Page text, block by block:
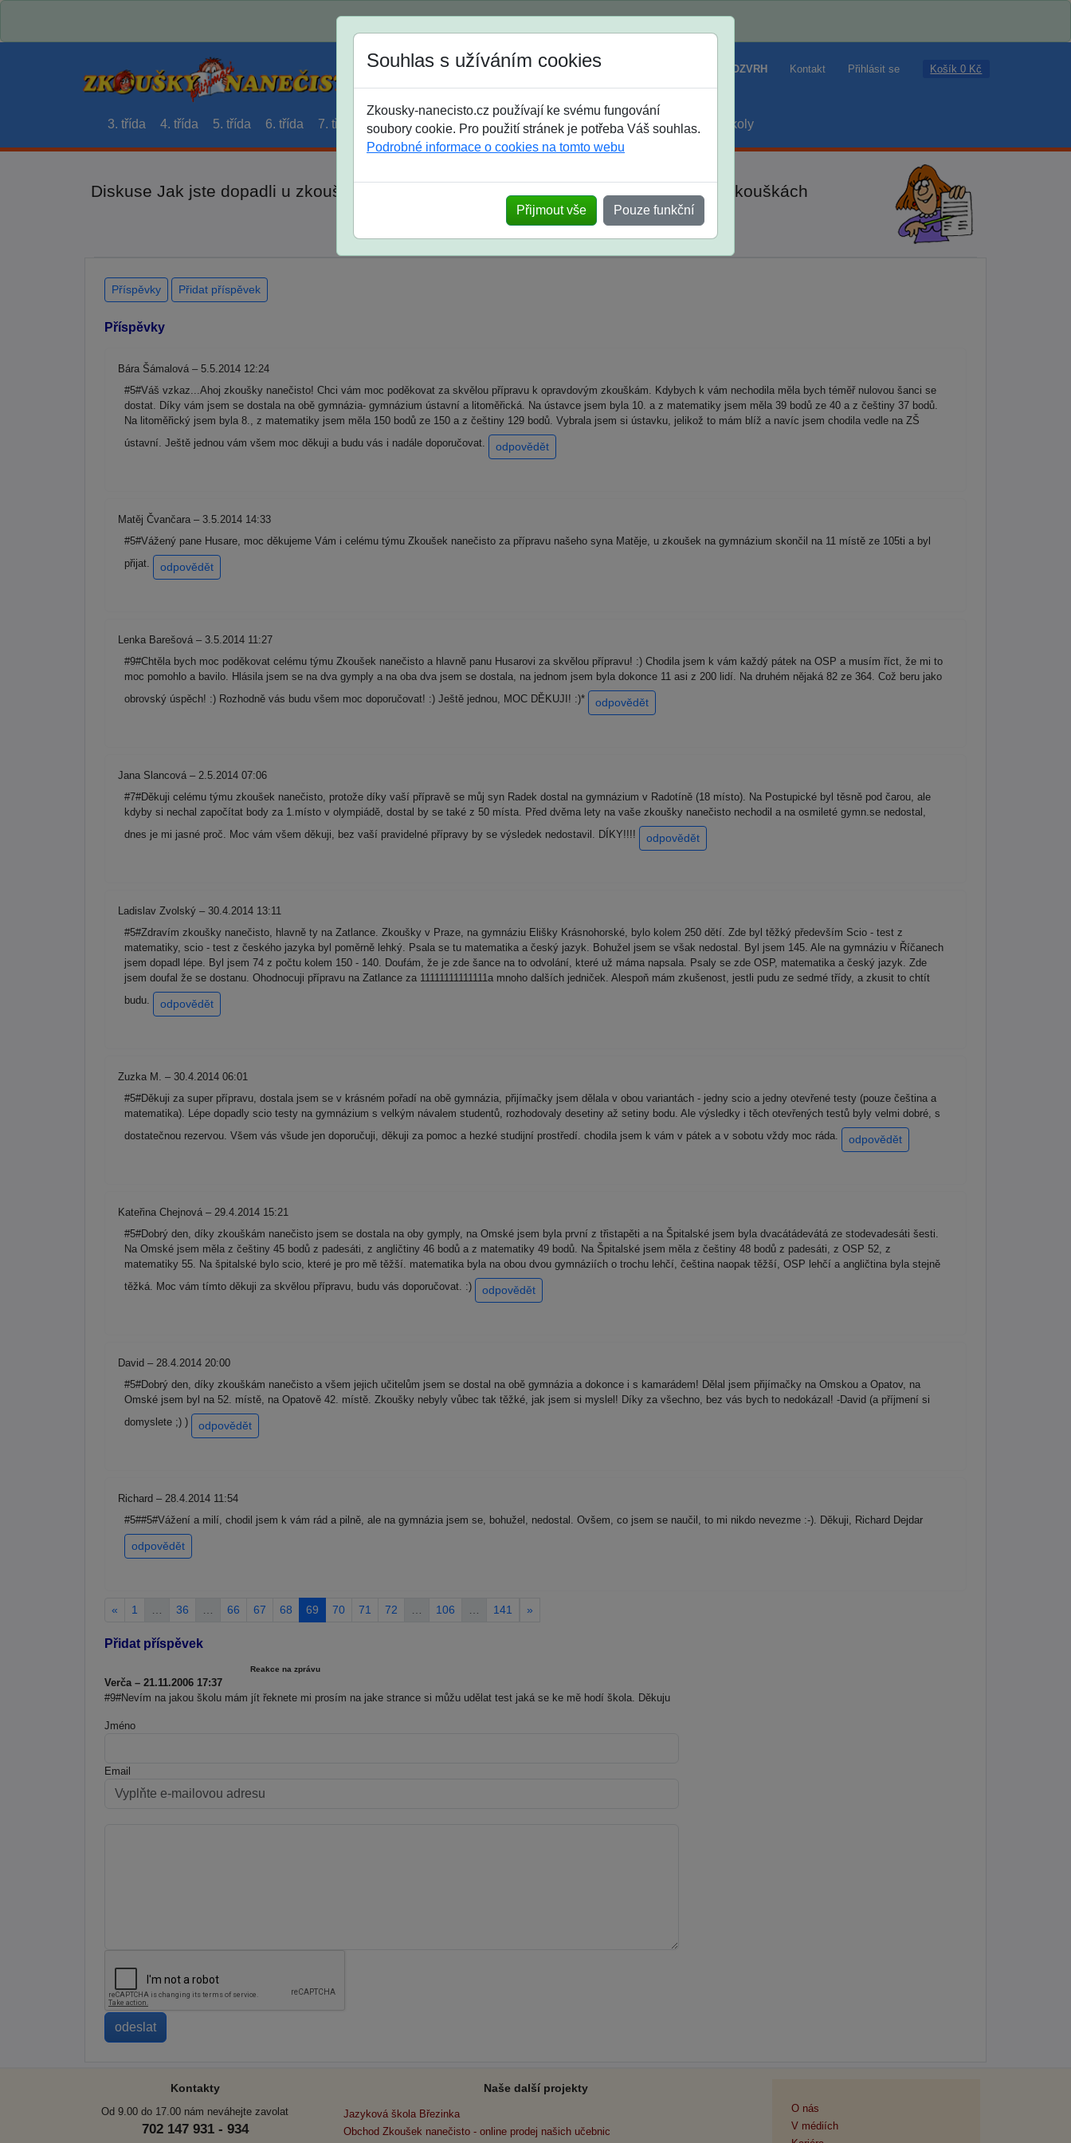
Jak si vybrat ROZVRH Kontakt Přihlásit se Košík 0 Kč
3. třída 4. třída 5. třída 6. třída 7. třída 8. třída 9. třída střední maturanti soutěže prázdniny školy
Diskuse Jak jste dopadli u zkoušek na SŠ? Vaše ohlasy po skutečných přijímacích zkouškách
Souhlas s užíváním cookies
Zkousky-nanecisto.cz používají ke svému fungování
soubory cookie. Pro použití stránek je potřeba Váš souhlas.
Podrobné informace o cookies na tomto webu
Přijmout vše Pouze funkční
Příspěvky Přidat příspěvek
Příspěvky
Bára Šámalová – 5.5.2014 12:24
#5#Váš vzkaz...Ahoj zkoušky nanečisto! Chci vám moc poděkovat za skvělou přípravu k opravdovým zkouškám. Kdybych k vám nechodila měla bych téměř nulovou šanci se
dostat. Díky vám jsem se dostala na obě gymnázia- gymnázium ústavní a litoměřická. Na ústavce jsem byla 10. a z matematiky jsem měla 39 bodů ze 40 a z češtiny 37 bodů.
Na litoměřický jsem byla 8., z matematiky jsem měla 150 bodů ze 150 a z češtiny 129 bodů. Vybrala jsem si ústavku, jelikož to mám blíž a navíc jsem chodila vedle na ZŠ
ústavní. Ještě jednou vám všem moc děkuji a budu vás i nadále doporučovat.
odpovědět
Matěj Čvančara – 3.5.2014 14:33
#5#Vážený pane Husare, moc děkujeme Vám i celému týmu Zkoušek nanečisto za přípravu našeho syna Matěje, u zkoušek na gymnázium skončil na 11 místě ze 105ti a byl
přijat.
odpovědět
Lenka Barešová – 3.5.2014 11:27
#9#Chtěla bych moc poděkovat celému týmu Zkoušek nanečisto a hlavně panu Husarovi za skvělou přípravu! :) Chodila jsem k vám každý pátek na OSP a musím říct, že mi to
moc pomohlo a bavilo. Hlásila jsem se na dva gymply a na oba dva jsem se dostala, na jednom jsem byla dokonce 11 asi z 200 lidí. Na druhém nějaká 82 ze 364. Což beru jako
obrovský úspěch! :) Rozhodně vás budu všem moc doporučovat! :) Ještě jednou, MOC DĚKUJI! :)*
odpovědět
Jana Slancová – 2.5.2014 07:06
#7#Děkuji celému týmu zkoušek nanečisto, protože díky vaší přípravě se můj syn Radek dostal na gymnázium v Radotíně (18 místo). Na Postupické byl těsně pod čarou, ale
kdyby si nechal započítat body za 1.místo v olympiádě, dostal by se také z 50 místa. Před dvěma lety na vaše zkoušky nanečisto nechodil a na osmileté gymn.se nedostal,
dnes je mi jasné proč. Moc vám všem děkuji, bez vaší pravidelné přípravy by se výsledek nedostavil. DÍKY!!!!
odpovědět
Ladislav Zvolský – 30.4.2014 13:11
#5#Zdravím zkoušky nanečisto, hlavně ty na Zatlance. Zkoušky v Praze, na gymnáziu Elišky Krásnohorské, bylo kolem 250 dětí. Zde byl těžký především Scio - test z
matematiky, scio - test z českého jazyka byl poměrně lehký. Psala se tu matematika a český jazyk. Bohužel jsem se však nedostal. Byl jsem 145. Ale na gymnáziu v Říčanech
jsem dopadl lépe. Byl jsem 74 z počtu kolem 150 - 140. Doufám, že je zde šance na to odvolání, které už máma napsala. Psaly se zde OSP, matematika a český jazyk. Zde
jsem doufal že se dostanu. Ohodnocuji přípravu na Zatlance za 11111111111111a mnoho dalších jedniček. Alespoň mám zkušenost, jestli pudu ze sedmé třídy, a zkusit to chtít
budu.
odpovědět
Zuzka M. – 30.4.2014 06:01
#5#Děkuji za super přípravu, dostala jsem se v krásném pořadí na obě gymnázia, přijímačky jsem dělala v obou variantách - jedny scio a jedny otevřené testy (pouze čeština a
matematika). Lépe dopadly scio testy na gymnázium s velkým návalem studentů, rozhodovaly desetiny až setiny bodu. Ale výsledky i těch otevřených testů byly velmi dobré, s
dostatečnou rezervou. Všem vás všude jen doporučuji, děkuji za pomoc a hezké studijní prostředí. chodila jsem k vám v pátek a v sobotu vždy moc ráda.
odpovědět
Kateřina Chejnová – 29.4.2014 15:21
#5#Dobrý den, díky zkouškám nanečisto jsem se dostala na oby gymply, na Omské jsem byla první z třistapěti a na Špitalské jsem byla dvacátádevátá ze stodevadesáti šesti.
Na Omské jsem měla z češtiny 45 bodů z padesáti, z angličtiny 46 bodů a z matematiky 49 bodů. Na Špitalské jsem měla z češtiny 48 bodů z padesáti, z OSP 52, z
matematiky 55. Na špitalské bylo scio, které je pro mě těžší. matematika byla na obou dvou gymnáziích o trochu lehčí, čeština naopak těžší, OSP lehčí a angličtina byla stejně
těžká. Moc vám tímto děkuji za skvělou přípravu, budu vás doporučovat. :)
odpovědět
David – 28.4.2014 20:00
#5#Dobrý den, díky zkouškám nanečisto a všem jejich učitelům jsem se dostal na obě gymnázia a dokonce i s kamarádem! Dělal jsem přijímačky na Omskou a Opatov, na
Omské jsem byl na 52. místě, na Opatově 42. místě. Zkoušky nebyly vůbec tak těžké, jak jsem si myslel! Díky za všechno, bez vás bych to nedokázal! -David (a příjmení si
domyslete ;) )
odpovědět
Richard – 28.4.2014 11:54
#5##5#Vážení a milí, chodil jsem k vám rád a pilně, ale na gymnázia jsem se, bohužel, nedostal. Ovšem, co jsem se naučil, to mi nikdo nevezme :-). Děkuji, Richard Dejdar
odpovědět
« 1 36 66 67 68 69 70 71 72 106 141 »
Přidat příspěvek
Reakce na zprávu
Verča – 21.11.2006 17:37
#9#Nevím na jakou školu mám jít řeknete mi prosím na jake strance si můžu udělat test jaká se ke mě hodí škola. Děkuju
Jméno
Email
Kontakty
Od 9.00 do 17.00 nám neváhejte zavolat
702 147 931 - 934
Naše další projekty
Jazyková škola Březinka
Obchod Zkoušek nanečisto - online prodej našich učebnic
O nás
V médiích